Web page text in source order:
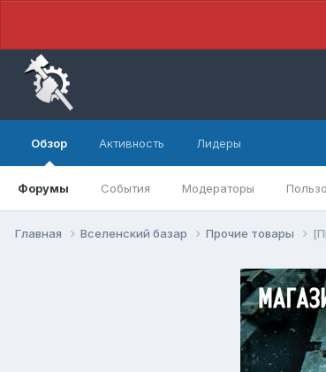
Обзор
Форумы События Модераторы
Активность Лидеры
Главная Вселенский базар Прочие товары